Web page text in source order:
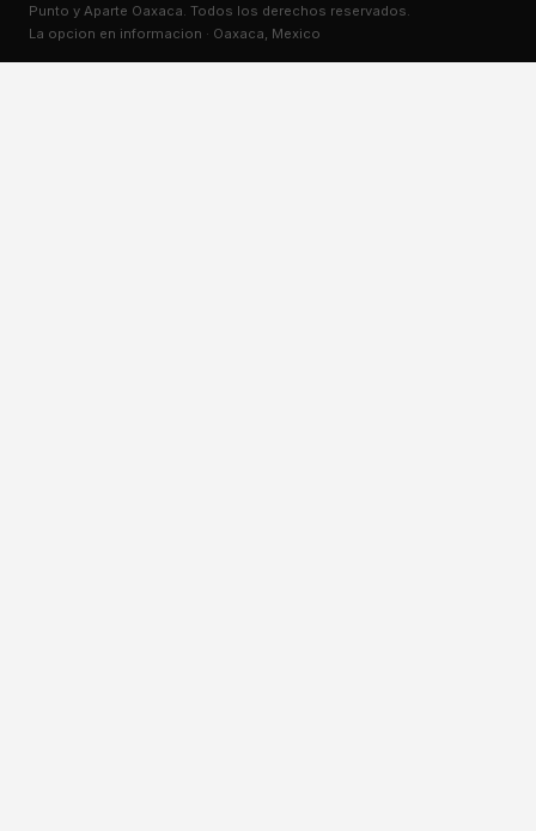
Punto y Aparte Oaxaca. Todos los derechos reservados.
La opcion en informacion · Oaxaca, Mexico